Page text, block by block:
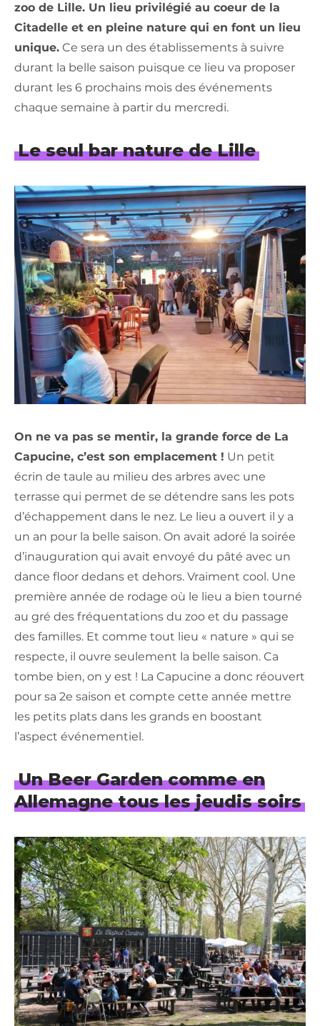
zoo de Lille. Un lieu privilégié au coeur de la
Citadelle et en pleine nature qui en font un lieu
unique. Ce sera un des établissements à suivre
durant la belle saison puisque ce lieu va proposer
durant les 6 prochains mois des événements
chaque semaine à partir du mercredi.
Le seul bar nature de Lille
On ne va pas se mentir, la grande force de La
Capucine, c’est son emplacement ! Un petit
écrin de taule au milieu des arbres avec une
terrasse qui permet de se détendre sans les pots
d’échappement dans le nez. Le lieu a ouvert il y a
un an pour la belle saison. On avait adoré la soirée
d’inauguration qui avait envoyé du pâté avec un
dance floor dedans et dehors. Vraiment cool. Une
première année de rodage où le lieu a bien tourné
au gré des fréquentations du zoo et du passage
des familles. Et comme tout lieu « nature » qui se
respecte, il ouvre seulement la belle saison. Ca
tombe bien, on y est ! La Capucine a donc réouvert
pour sa 2e saison et compte cette année mettre
les petits plats dans les grands en boostant
l’aspect événementiel.
Un Beer Garden comme en
Allemagne tous les jeudis soirs